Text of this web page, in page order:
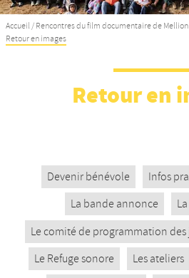
Se
Nos
Accueil / Rencontres du film documentaire de
Retour en images
Retour en
Devenir bénévole Infos
La bande annonce
Le comité de programmation des
Le Refuge sonore
Les ateliers